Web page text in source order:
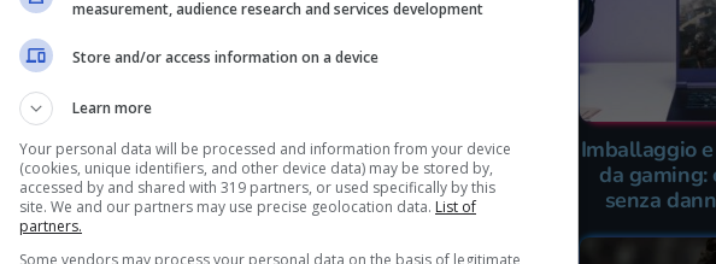
che è, in media, di circa 4 anni possiamo
marzo 2021
Imballaggio
da gaming:
senza
measurement, audience research and services development
Store and/or access information on a device
Learn more
Your personal data will be processed and information from your device
(cookies, unique identifiers, and other device data) may be stored by,
accessed by and shared with 319 partners, or used specifically by this
site. We and our partners may use precise geolocation data. List of
partners.
Some vendors may process your personal data on the basis of legitimate